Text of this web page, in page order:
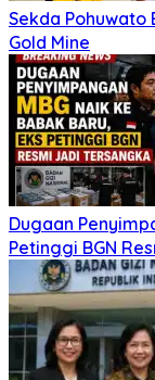
Sekda Pohuwato
Gold Mine
Dugaan
Petinggi BGN